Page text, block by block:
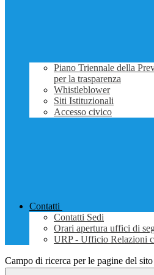
Piano Triennale della
per la trasparenza
Whistleblower
Siti Istituzionali
Accesso civico
Contatti
Contatti Sedi
Orari apertura uffici di
URP - Ufficio Relazioni
Campo di ricerca per le pagine del sito